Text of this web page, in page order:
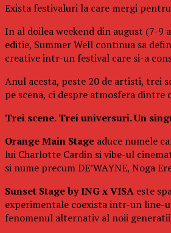
Exista festivaluri la care mergi
In al doilea weekend din august (7-
editie, Summer Well continua sa
creative intr-un festival care si-a
Anul acesta, peste 20 de artisti, trei
pe scena, ci despre atmosfera
Trei scene. Trei universuri. Un
Orange Main Stage aduce numele
lui Charlotte Cardin si vibe-ul
si nume precum DE’WAYNE, Noga
Sunset Stage by ING x VISA este
experimentale coexista intr-un line-
fenomenul alternativ al noii